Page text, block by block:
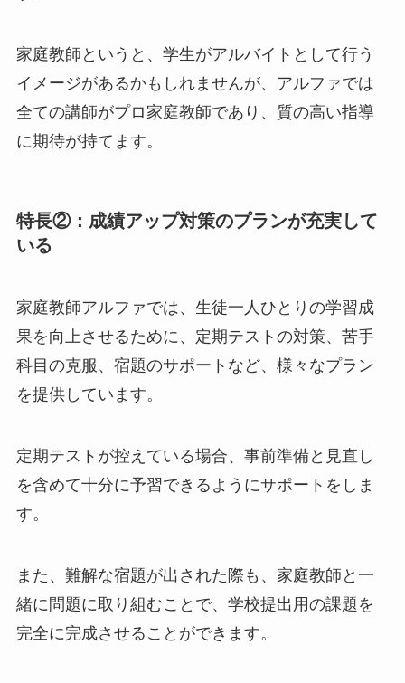
家庭教師というと、学生がアルバイトとして行う
イメージがあるかもしれませんが、アルファでは
全ての講師がプロ家庭教師であり、質の高い指導
に期待が持てます。
特長②：成績アップ対策のプランが充実して
いる
家庭教師アルファでは、生徒一人ひとりの学習成
果を向上させるために、定期テストの対策、苦手
科目の克服、宿題のサポートなど、様々なプラン
を提供しています。
定期テストが控えている場合、事前準備と見直し
を含めて十分に予習できるようにサポートをしま
す。
また、難解な宿題が出された際も、家庭教師と一
緒に問題に取り組むことで、学校提出用の課題を
完全に完成させることができます。